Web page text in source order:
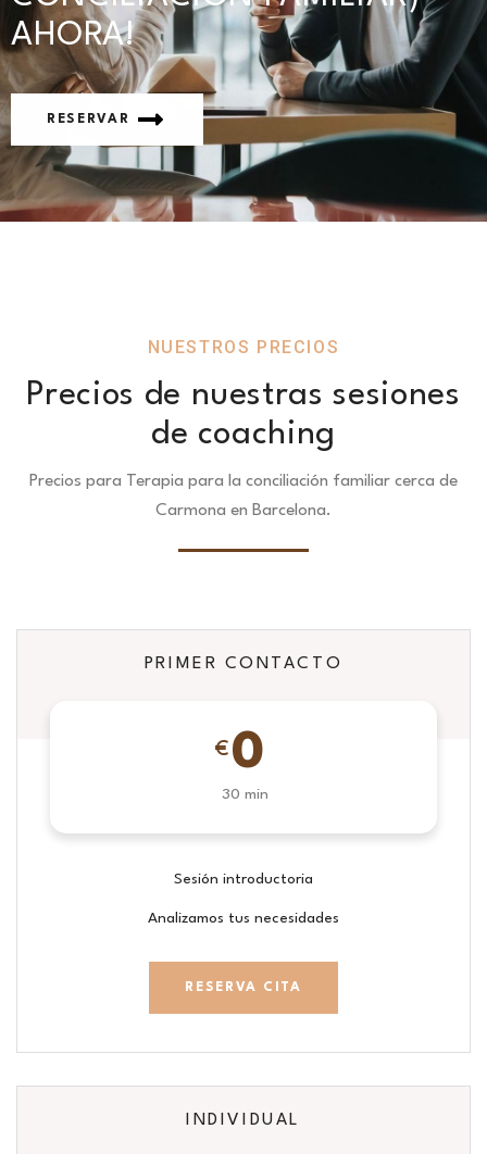
AHORA!
RESERVAR
NUESTROS PRECIOS
Precios de nuestras sesiones
de coaching
Precios para Terapia para la conciliación familiar cerca de
Carmona en Barcelona.
PRIMER CONTACTO
€ 0
30 min
Sesión introductoria
Analizamos tus necesidades
RESERVA CITA
INDIVIDUAL